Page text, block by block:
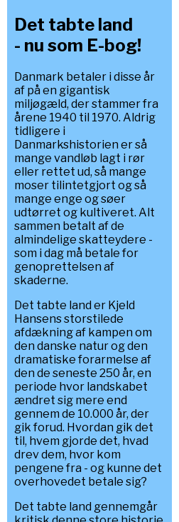
Det tabte land
- nu som E-bog!
Danmark betaler i disse år
af på en gigantisk
miljøgæld, der stammer fra
årene 1940 til 1970. Aldrig
tidligere i
Danmarkshistorien er så
mange vandløb lagt i rør
eller rettet ud, så mange
moser tilintetgjort og så
mange enge og søer
udtørret og kultiveret. Alt
sammen betalt af de
almindelige skatteydere -
som i dag må betale for
genoprettelsen af
skaderne.
Det tabte land er Kjeld
Hansens storstilede
afdækning af kampen om
den danske natur og den
dramatiske forarmelse af
den de seneste 250 år, en
periode hvor landskabet
ændret sig mere end
gennem de 10.000 år, der
gik forud. Hvordan gik det
til, hvem gjorde det, hvad
drev dem, hvor kom
pengene fra - og kunne det
overhovedet betale sig?
Det tabte land gennemgår